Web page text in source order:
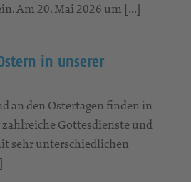
Am 20. Mai 2026 um […]
in unserer
an den Ostertagen finden in
zahlreiche Gottesdienste und
sehr unterschiedlichen